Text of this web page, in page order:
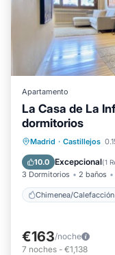
Apartamento
La Casa de La
dormitorios
Madrid · Castillejos
10.0 Excepcional(1
3 Dormitorios 2 baños
Chimenea/Calefacción
Chimenea/
Cocina
€163/noche
7 noches - €1,138